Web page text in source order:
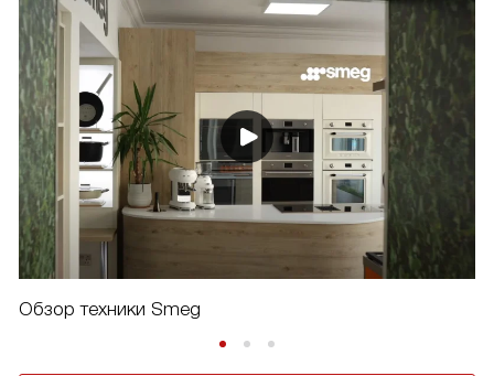
Обзор техники Smeg